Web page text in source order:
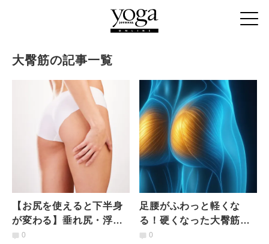
大臀筋の記事一覧
【お尻を使えると下半身
が変わる】垂れ尻・浮き
輪肉を引き締める！寝た
0
足腰がふわっと軽くな
る！硬くなった大臀筋を
深～く伸ばすストレッチ
0